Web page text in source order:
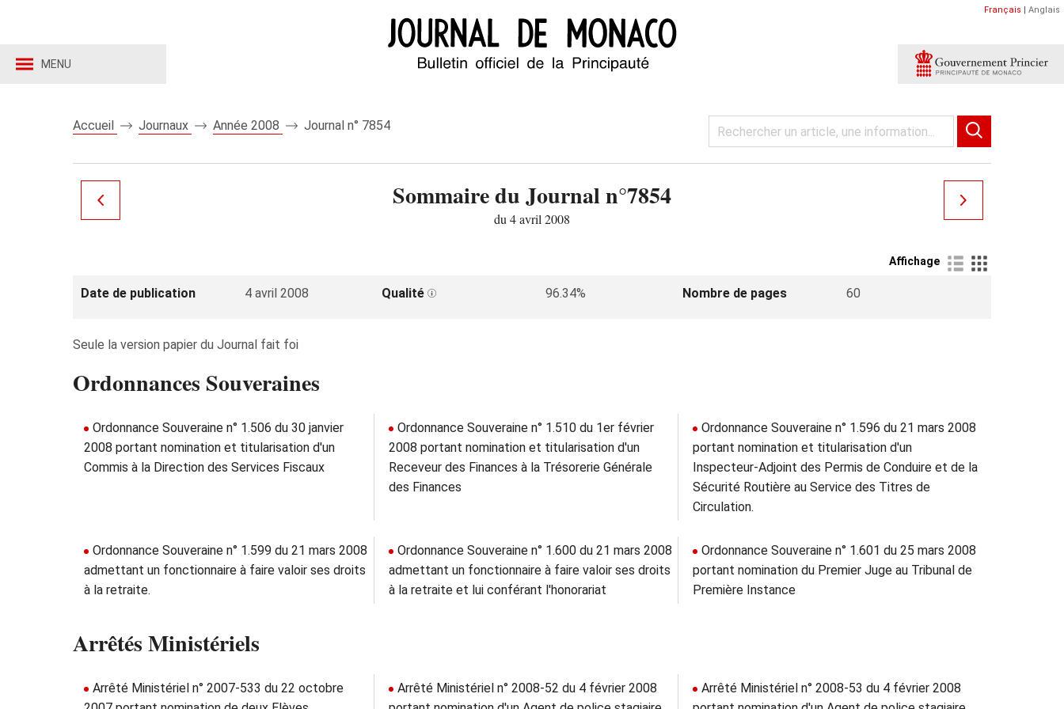
MENU
Français | Anglais
Accueil Journaux Année 2008 Journal n° 7854
Sommaire du Journal n°7854
du 4 avril 2008
Affichage
Date de publication 4 avril 2008 Qualité 96.34% Nombre de pages 60
Seule la version papier du Journal fait foi
Ordonnances Souveraines
Ordonnance Souveraine n° 1.506 du 30 janvier
2008 portant nomination et titularisation d'un
Commis à la Direction des Services Fiscaux
Ordonnance Souveraine n° 1.510 du 1er février
2008 portant nomination et titularisation d'un
Receveur des Finances à la Trésorerie Générale
des Finances
Ordonnance Souveraine n° 1.596 du 21 mars 2008
portant nomination et titularisation d'un
Inspecteur-Adjoint des Permis de Conduire et de la
Sécurité Routière au Service des Titres de
Circulation.
Ordonnance Souveraine n° 1.599 du 21 mars 2008
admettant un fonctionnaire à faire valoir ses droits
à la retraite.
Ordonnance Souveraine n° 1.600 du 21 mars 2008
admettant un fonctionnaire à faire valoir ses droits
à la retraite et lui conférant l'honorariat
Ordonnance Souveraine n° 1.601 du 25 mars 2008
portant nomination du Premier Juge au Tribunal de
Première Instance
Arrêtés Ministériels
Arrêté Ministériel n° 2007-533 du 22 octobre
Arrêté Ministériel n° 2008-52 du 4 février 2008
Arrêté Ministériel n° 2008-53 du 4 février 2008